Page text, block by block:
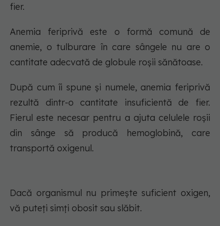
fier.
Anemia feriprivă este o formă comună de
anemie, o tulburare în care sângele nu are o
cantitate adecvată de globule roșii sănătoase.
După cum îi spune și numele, anemia feriprivă
rezultă dintr-o cantitate insuficientă de fier.
Fierul este necesar pentru a ajuta celulele roșii
din sânge să producă hemoglobină, care
transportă oxigenul.
Dacă organismul nu primește suficient oxigen,
vă puteți simți obosit sau slăbit.